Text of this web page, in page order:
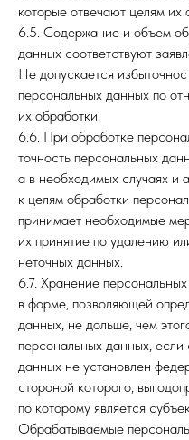
которые отвечают целям их
6.5. Содержание и объем
данных соответствуют
Не допускается
персональных данных по
их обработки.
6.6. При обработке
точность персональных
а в необходимых случаях и
к целям обработки
принимает необходимые
их принятие по удалению
неточных данных.
6.7. Хранение
в форме, позволяющей
данных, не дольше, чем
персональных данных,
данных не установлен
стороной которого,
по которому является
Обрабатываемые